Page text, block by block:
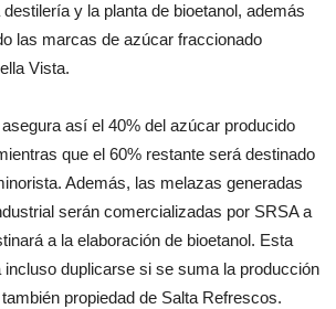
y la planta de bioetanol, además
las marcas de azúcar fraccionado
Vista.
así el 40% del azúcar producido
que el 60% restante será destinado
Además, las melazas generadas
serán comercializadas por SRSA a
a la elaboración de bioetanol. Esta
incluso duplicarse si se suma la producción
propiedad de Salta Refrescos.